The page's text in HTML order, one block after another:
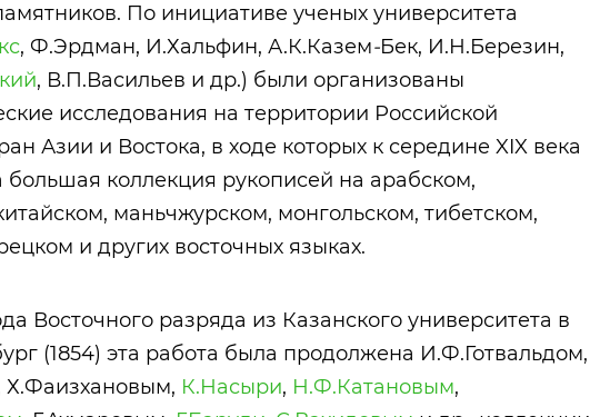
По инициативе ученых университета
, Ф.Эрдман, И.Хальфин, А.К.Казем-Бек, И.Н.Березин,
, В.П.Васильев и др.) были организованы
исследования на территории Российской
Азии и Востока, в ходе которых к середине XIX века
коллекция рукописей на арабском,
маньчжурском, монгольском, тибетском,
и других восточных языках.
Восточного разряда из Казанского университета в
(1854) эта работа была продолжена И.Ф.Готвальдом,
Х.Фаизхановым, К.Насыри, Н.Ф.Катановым,